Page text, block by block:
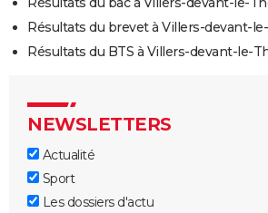
Résultats du brevet à Villers-devant-
Résultats du BTS à Villers-devant-le-
NEWSLETTERS
Actualité
Sport
Les dossiers d'actu